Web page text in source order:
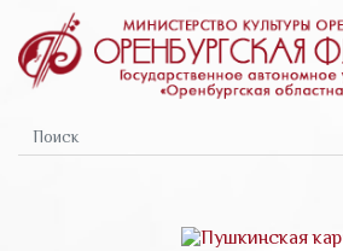
Форма
поиска